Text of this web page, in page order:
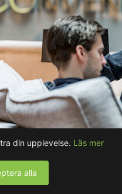
din upplevelse. Läs mer
alla